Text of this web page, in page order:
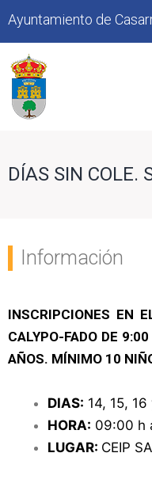
Ayuntamiento de
DÍAS SIN COLE.
Información
INSCRIPCIONES EN
CALYPO-FADO DE
AÑOS. MÍNIMO 10
DIAS: 14, 15,
HORA: 09:00 h
LUGAR: CEIP